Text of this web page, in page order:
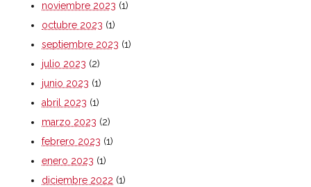
noviembre 2023 (1)
octubre 2023 (1)
septiembre 2023 (1)
julio 2023 (2)
junio 2023 (1)
abril 2023 (1)
marzo 2023 (2)
febrero 2023 (1)
enero 2023 (1)
diciembre 2022 (1)